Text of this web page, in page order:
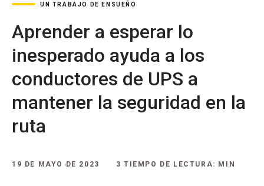
UN TRABAJO DE ENSUEÑO
Aprender a esperar lo
inesperado ayuda a los
conductores de UPS a
mantener la seguridad en la
ruta
19 DE MAYO DE 2023 3 TIEMPO DE LECTURA: MIN